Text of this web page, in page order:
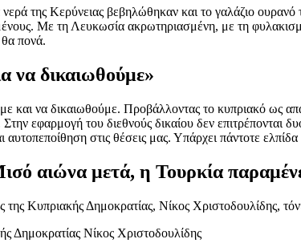
της Κερύνειας βεβηλώθηκαν και το γαλάζιο
Με τη Λευκωσία ακρωτηριασμένη, με τη
θα πονά.
να δικαιωθούμε»
και να δικαιωθούμε. Προβάλλοντας το κυπριακό ως
εφαρμογή του διεθνούς δικαίου δεν
στις θέσεις μας. Υπάρχει πάντοτε
αιώνα μετά, η Τουρκία
Κυπριακής Δημοκρατίας, Νίκος Χριστοδουλίδης,
Δημοκρατίας Νίκος Χριστοδουλίδης